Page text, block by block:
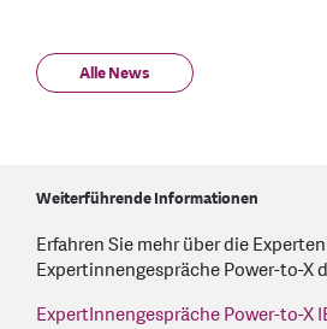
Alle News
Weiterführende Informationen
Erfahren Sie mehr über die
Expertinnengespräche Power-to-X
ExpertInnengespräche Power-to-X